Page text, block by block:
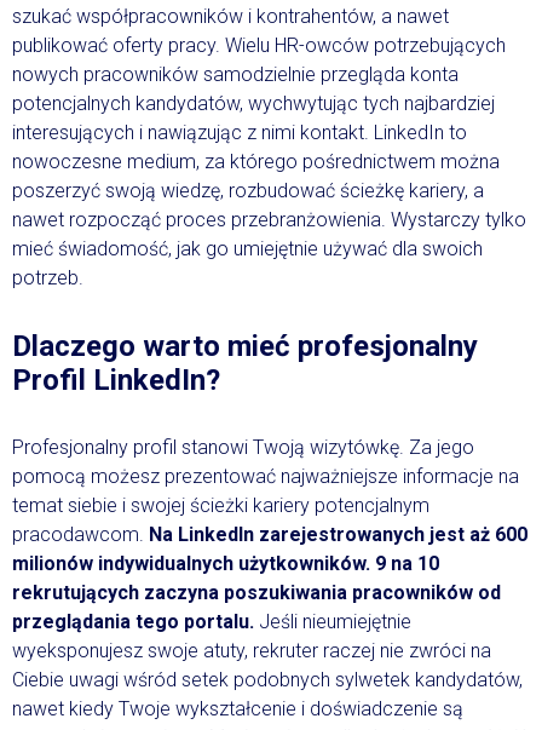
szukać współpracowników i kontrahentów, a nawet
publikować oferty pracy. Wielu HR-owców potrzebujących
nowych pracowników samodzielnie przegląda konta
potencjalnych kandydatów, wychwytując tych najbardziej
interesujących i nawiązując z nimi kontakt. LinkedIn to
nowoczesne medium, za którego pośrednictwem można
poszerzyć swoją wiedzę, rozbudować ścieżkę kariery, a
nawet rozpocząć proces przebranżowienia. Wystarczy tylko
mieć świadomość, jak go umiejętnie używać dla swoich
potrzeb.
Dlaczego warto mieć profesjonalny
Profil LinkedIn?
Profesjonalny profil stanowi Twoją wizytówkę. Za jego
pomocą możesz prezentować najważniejsze informacje na
temat siebie i swojej ścieżki kariery potencjalnym
pracodawcom. Na LinkedIn zarejestrowanych jest aż 600
milionów indywidualnych użytkowników. 9 na 10
rekrutujących zaczyna poszukiwania pracowników od
przeglądania tego portalu. Jeśli nieumiejętnie
wyeksponujesz swoje atuty, rekruter raczej nie zwróci na
Ciebie uwagi wśród setek podobnych sylwetek kandydatów,
nawet kiedy Twoje wykształcenie i doświadczenie są